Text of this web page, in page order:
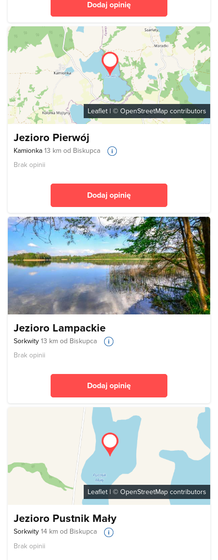
Dodaj opinię
Leaflet | © OpenStreetMap contributors
Jezioro Pierwój
Kamionka 13 km od Biskupca
Brak opinii
Dodaj opinię
Jezioro Lampackie
Sorkwity 13 km od Biskupca
Brak opinii
Dodaj opinię
Leaflet | © OpenStreetMap contributors
Jezioro Pustnik Mały
Sorkwity 14 km od Biskupca
Brak opinii